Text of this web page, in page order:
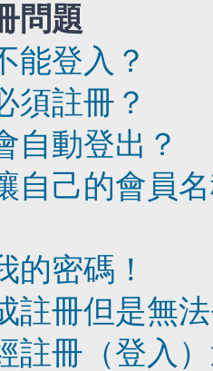
問題
能登入？
須註冊？
自動登出？
自己的會員
的密碼！
註冊但是無
註冊（登入